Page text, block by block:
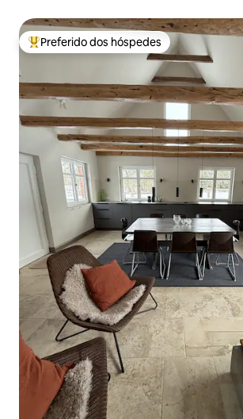
Entre os melhores preferidos dos hóspedes
Preferido dos hóspedes